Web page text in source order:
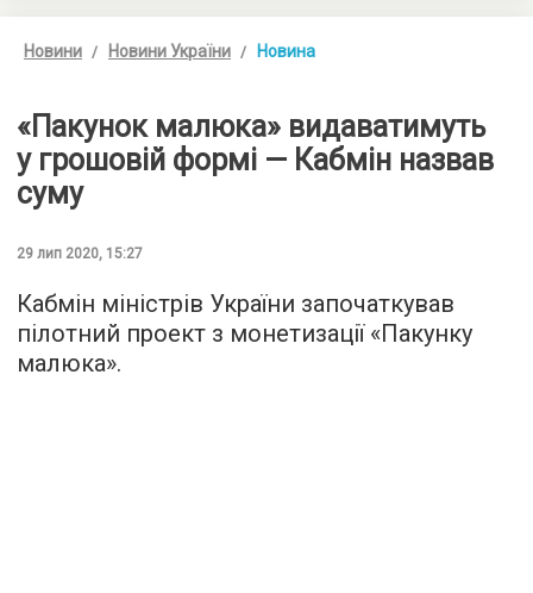
Новини Новини України Новина
«Пакунок малюка» видаватимуть
у грошовій формі — Кабмін назвав
суму
29 лип 2020, 15:27
Кабмін міністрів України започаткував
пілотний проект з монетизації «Пакунку
малюка».